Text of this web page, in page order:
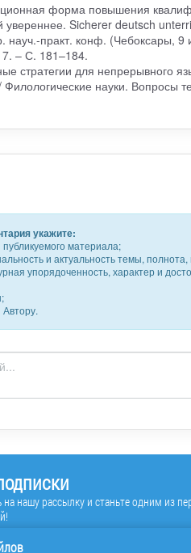
форма повышения
Sicherer deutsch
науч.-практ. конф. (Чебоксары,
– С. 181–184.
стратегии для непрерывного
науки. Вопросы
укажите:
публикуемого материала;
и актуальность темы,
упорядоченность, характер и
нашу рассылку и станьте одним из